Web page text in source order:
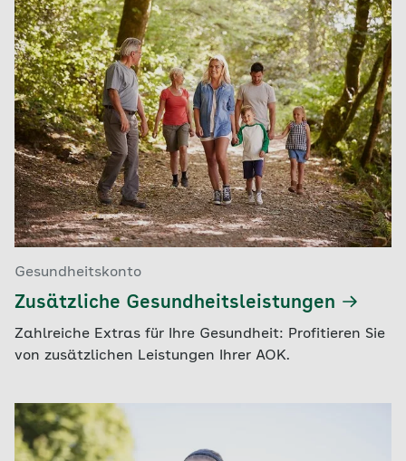
Gesundheitskonto
Zusätzliche Gesundheitsleistungen
Zahlreiche Extras für Ihre Gesundheit: Profitieren Sie
von zusätzlichen Leistungen Ihrer AOK.